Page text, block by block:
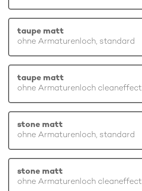
taupe matt
ohne Armaturenloch, standard
taupe matt
ohne Armaturenloch cleaneffect
stone matt
ohne Armaturenloch, standard
stone matt
ohne Armaturenloch cleaneffect